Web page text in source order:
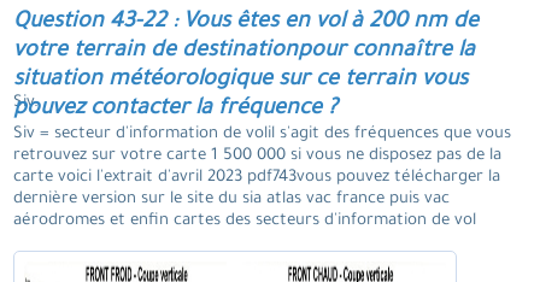
Question 43-22 : Vous êtes en vol à 200 nm de
votre terrain de destinationpour connaître la
situation météorologique sur ce terrain vous
pouvez contacter la fréquence ?
Siv.
Siv = secteur d'information de volil s'agit des fréquences que vous
retrouvez sur votre carte 1 500 000 si vous ne disposez pas de la
carte voici l'extrait d'avril 2023 pdf743vous pouvez télécharger la
dernière version sur le site du sia atlas vac france puis vac
aérodromes et enfin cartes des secteurs d'information de vol